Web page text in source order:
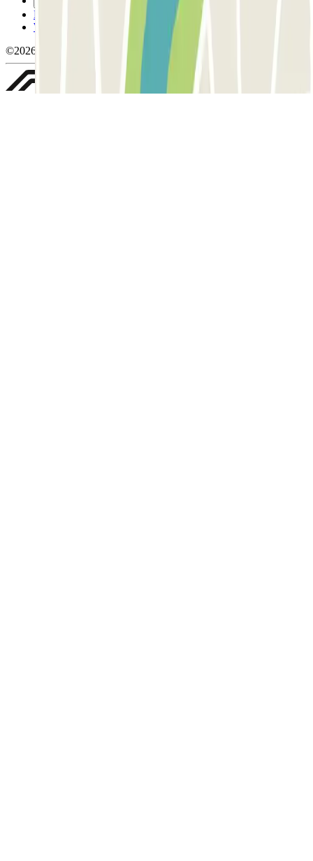
Politica sulla privacy
Whistleblowing
©2026 Parclick. Tutti i diritti riservati